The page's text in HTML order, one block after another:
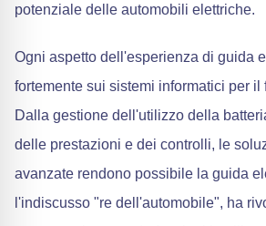
potenziale delle automobili elettriche.
Ogni aspetto dell'esperienza di guida
fortemente sui sistemi informatici per il
Dalla gestione dell'utilizzo della
delle prestazioni e dei controlli, le
avanzate rendono possibile la guida
l'indiscusso "re dell'automobile", ha